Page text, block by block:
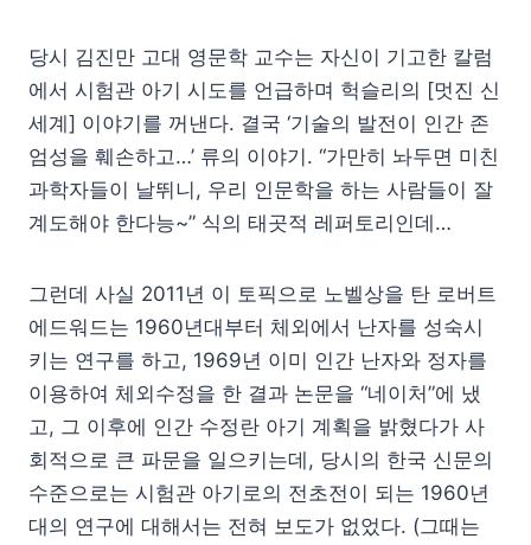
당시 김진만 고대 영문학 교수는 자신이 기고한 칼럼
에서 시험관 아기 시도를 언급하며 헉슬리의 [멋진 신
세계] 이야기를 꺼낸다. 결국 ‘기술의 발전이 인간 존
엄성을 훼손하고…’ 류의 이야기. “가만히 놔두면 미친
과학자들이 날뛰니, 우리 인문학을 하는 사람들이 잘
계도해야 한다능~” 식의 태곳적 레퍼토리인데…
그런데 사실 2011년 이 토픽으로 노벨상을 탄 로버트
에드워드는 1960년대부터 체외에서 난자를 성숙시
키는 연구를 하고, 1969년 이미 인간 난자와 정자를
이용하여 체외수정을 한 결과 논문을 “네이처”에 냈
고, 그 이후에 인간 수정란 아기 계획을 밝혔다가 사
회적으로 큰 파문을 일으키는데, 당시의 한국 신문의
수준으로는 시험관 아기로의 전초전이 되는 1960년
대의 연구에 대해서는 전혀 보도가 없었다. (그때는